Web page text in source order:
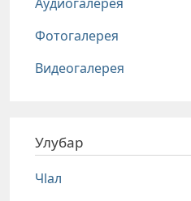
Фотогалерея
Видеогалерея
Улубар
Чlал